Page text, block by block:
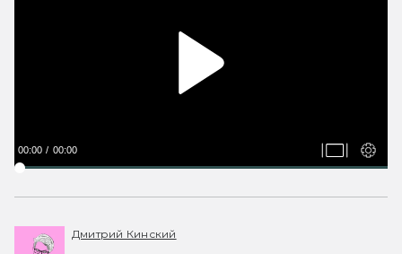
00:00 00:00
Дмитрий Кинский